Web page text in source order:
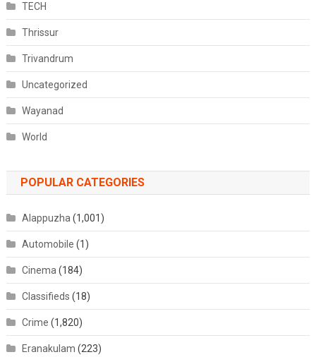
TECH
Thrissur
Trivandrum
Uncategorized
Wayanad
World
POPULAR CATEGORIES
Alappuzha(1,001)
Automobile (1)
Cinema(184)
Classifieds (18)
Crime (1,820)
Eranakulam (223)